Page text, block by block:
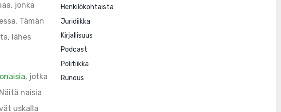
jonka
Tämän
lähes
, jotka
naisia
uskalla
Henkilökohtaista
Juridiikka
Kirjallisuus
Podcast
Politiikka
Runous